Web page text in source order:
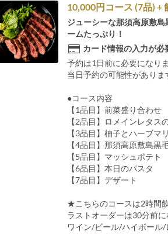
10,000円コース (7品) +
ジューシーな那須高原敷
ームたっぷり！
カード情報の入力が必
予約は1日前に必要になりま
当日予約の可能性がありま
●コース内容
【1品目】前菜盛り合わせ
【2品目】ロメインレタス
【3品目】柚子とハーブマ
【4品目】那須高原敷島黒
【5品目】マッシュポテト
【6品目】本日のパスタ
【7品目】デザート
★こちらのコースは2時間
ラストオーダーは30分前に
ワイン/ビール/ハイボール